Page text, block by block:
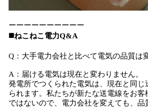
ーーーーーーーーーー
◼️ねこねこ電力Q&A
Q：大手電力会社と比べて電気の品質は
A：届ける電気は現在と変わりません。
発電所でつくられた電気は、現在と同じ
られます。私たちが新たな送電線をお客
ではないので、電力会社を変えても、品